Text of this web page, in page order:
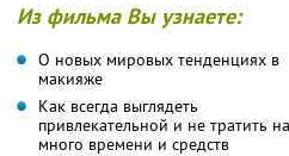
Из фильма Вы узнаете:
О новых мировых тенденциях в
макияже
Как всегда выглядеть
привлекательной и не тратить
много времени и средств